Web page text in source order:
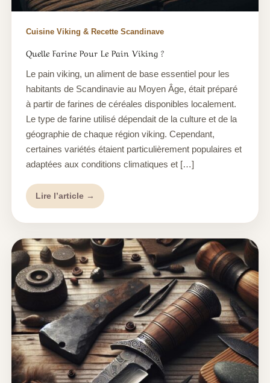
Cuisine Viking & Recette Scandinave
Quelle Farine Pour Le Pain Viking ?
Le pain viking, un aliment de base essentiel pour les
habitants de Scandinavie au Moyen Âge, était préparé
à partir de farines de céréales disponibles localement.
Le type de farine utilisé dépendait de la culture et de la
géographie de chaque région viking. Cependant,
certaines variétés étaient particulièrement populaires et
adaptées aux conditions climatiques et […]
Lire l’article →